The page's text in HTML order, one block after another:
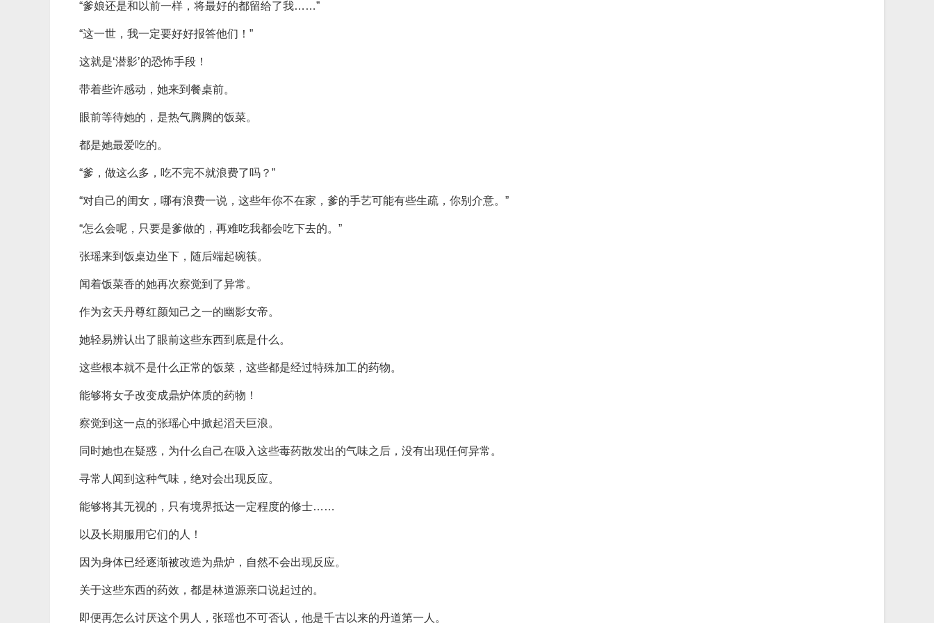
“爹娘还是和以前一样，将最好的都留给了我……”
“这一世，我一定要好好报答他们！”
这就是‘潜影’的恐怖手段！
带着些许感动，她来到餐桌前。
眼前等待她的，是热气腾腾的饭菜。
都是她最爱吃的。
“爹，做这么多，吃不完不就浪费了吗？”
“对自己的闺女，哪有浪费一说，这些年你不在家，爹的手艺可能有些生疏，你别介意。”
“怎么会呢，只要是爹做的，再难吃我都会吃下去的。”
张瑶来到饭桌边坐下，随后端起碗筷。
闻着饭菜香的她再次察觉到了异常。
作为玄天丹尊红颜知己之一的幽影女帝。
她轻易辨认出了眼前这些东西到底是什么。
这些根本就不是什么正常的饭菜，这些都是经过特殊加工的药物。
能够将女子改变成鼎炉体质的药物！
察觉到这一点的张瑶心中掀起滔天巨浪。
同时她也在疑惑，为什么自己在吸入这些毒药散发出的气味之后，没有出现任何异常。
寻常人闻到这种气味，绝对会出现反应。
能够将其无视的，只有境界抵达一定程度的修士……
以及长期服用它们的人！
因为身体已经逐渐被改造为鼎炉，自然不会出现反应。
关于这些东西的药效，都是林道源亲口说起过的。
即便再怎么讨厌这个男人，张瑶也不可否认，他是千古以来的丹道第一人。